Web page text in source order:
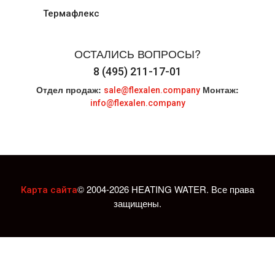
Термафлекс
ОСТАЛИСЬ ВОПРОСЫ?
8 (495) 211-17-01
Отдел продаж: sale@flexalen.company Монтаж:
info@flexalen.company
Карта сайта© 2004-2026 HEATING WATER. Все права
защищены.